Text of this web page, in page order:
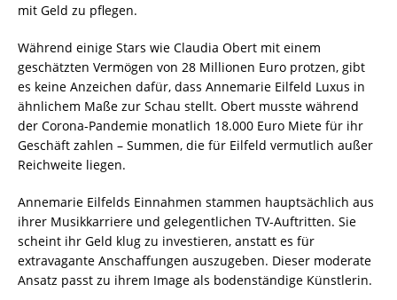
mit Geld zu pflegen.
Während einige Stars wie Claudia Obert mit einem
geschätzten Vermögen von 28 Millionen Euro protzen, gibt
es keine Anzeichen dafür, dass Annemarie Eilfeld Luxus in
ähnlichem Maße zur Schau stellt. Obert musste während
der Corona-Pandemie monatlich 18.000 Euro Miete für ihr
Geschäft zahlen – Summen, die für Eilfeld vermutlich außer
Reichweite liegen.
Annemarie Eilfelds Einnahmen stammen hauptsächlich aus
ihrer Musikkarriere und gelegentlichen TV-Auftritten. Sie
scheint ihr Geld klug zu investieren, anstatt es für
extravagante Anschaffungen auszugeben. Dieser moderate
Ansatz passt zu ihrem Image als bodenständige Künstlerin.